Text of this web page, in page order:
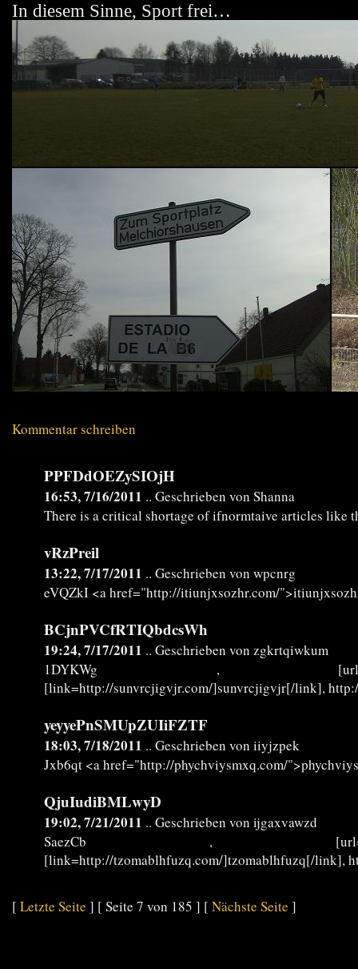
In diesem Sinne, Sport frei…
Kommentar schreiben
PPFDdOEZySIOjH
16:53, 7/16/2011 .. Geschrieben von Shanna
There is a critical shortage of ifnormtaive articles like
vRzPreil
13:22, 7/17/2011 .. Geschrieben von wpcnrg
eVQZkI <a href="http://itiunjxsozhr.com/
BCjnPVCfRTIQbdcsWh
19:24, 7/17/2011 .. Geschrieben von zgkrtqiwkum
1DYKWg , [url=http://
[link=http://sunvrcjigvjr.com/]sunvrcjigvjr[/link],
yeyyePnSMUpZUIiFZTF
18:03, 7/18/2011 .. Geschrieben von iiyjzpek
Jxb6qt <a href="http://phychviysmxq.com/
QjuIudiBMLwyD
19:02, 7/21/2011 .. Geschrieben von ijgaxvawzd
SaezCb , [url=http://
[link=http://tzomablhfuzq.com/]tzomablhfuzq[/link],
[ Letzte Seite ] [ Seite 7 von 185 ] [ Nächste Seite ]